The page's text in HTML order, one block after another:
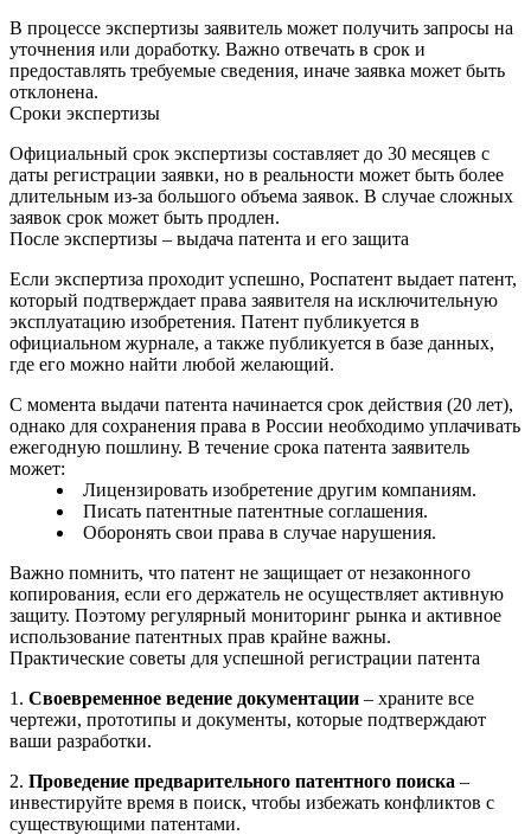
В процессе экспертизы заявитель может получить запросы на
уточнения или доработку. Важно отвечать в срок и
предоставлять требуемые сведения, иначе заявка может быть
отклонена.
Сроки экспертизы
Официальный срок экспертизы составляет до 30 месяцев с
даты регистрации заявки, но в реальности может быть более
длительным из-за большого объема заявок. В случае сложных
заявок срок может быть продлен.
После экспертизы – выдача патента и его защита
Если экспертиза проходит успешно, Роспатент выдает патент,
который подтверждает права заявителя на исключительную
эксплуатацию изобретения. Патент публикуется в
официальном журнале, а также публикуется в базе данных,
где его можно найти любой желающий.
С момента выдачи патента начинается срок действия (20 лет),
однако для сохранения права в России необходимо уплачивать
ежегодную пошлину. В течение срока патента заявитель
может:
Лицензировать изобретение другим компаниям.
Писать патентные патентные соглашения.
Оборонять свои права в случае нарушения.
Важно помнить, что патент не защищает от незаконного
копирования, если его держатель не осуществляет активную
защиту. Поэтому регулярный мониторинг рынка и активное
использование патентных прав крайне важны.
Практические советы для успешной регистрации патента
1. Своевременное ведение документации – храните все
чертежи, прототипы и документы, которые подтверждают
ваши разработки.
2. Проведение предварительного патентного поиска –
инвестируйте время в поиск, чтобы избежать конфликтов с
существующими патентами.